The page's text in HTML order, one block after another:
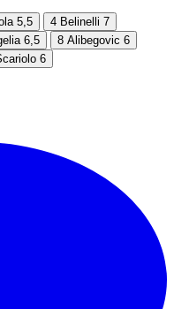
5,5 4 Belinelli 7
6,5 8 Alibegovic 6
6